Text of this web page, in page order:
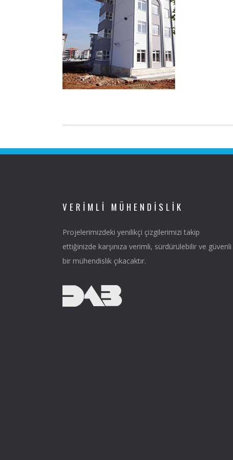
VERIMLI MÜHENDISLIK
Projelerimizdeki yenilikçi çizgilerimizi takip
ettiğinizde karşınıza verimli, sürdürülebilir ve güvenli
bir mühendislik çıkacaktır.